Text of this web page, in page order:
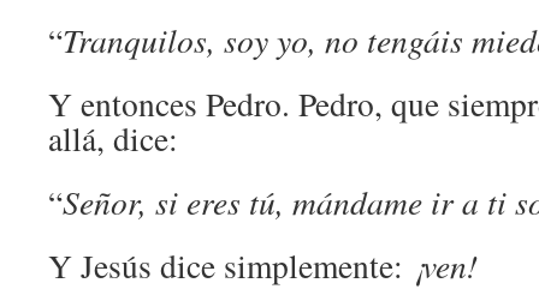
“Tranquilos, soy yo, no tengáis
Y entonces Pedro. Pedro, que
allá, dice:
“Señor, si eres tú, mándame ir a ti
Y Jesús dice simplemente: ¡ven!